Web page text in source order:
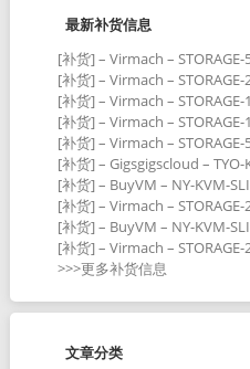
最新补货信息
[补货] – Virmach – STORAGE-
[补货] – Virmach – STORAGE-
[补货] – Virmach – STORAGE-
[补货] – Virmach – STORAGE-
[补货] – Virmach – STORAGE-
[补货] – Gigsgigscloud – TYO-
[补货] – BuyVM – NY-KVM-
[补货] – Virmach – STORAGE-
[补货] – BuyVM – NY-KVM-
[补货] – Virmach – STORAGE-
>>>更多补货信息
文章分类